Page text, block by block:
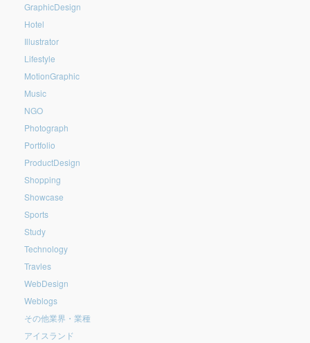
GraphicDesign
Hotel
Illustrator
Lifestyle
MotionGraphic
Music
NGO
Photograph
Portfolio
ProductDesign
Shopping
Showcase
Sports
Study
Technology
Travles
WebDesign
Weblogs
その他業界・業種
アイスランド